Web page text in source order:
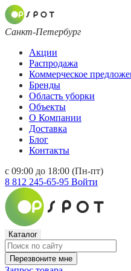
Санкт-Петербург
Акции
Распродажа
Коммерческое
Бренды
Область уборки
Объекты
О Компании
Доставка
Блог
Контакты
с 09:00 до 18:00 (Пн-пт)
8 812 245-65-95 Войти
Каталог
Перезвоните мне